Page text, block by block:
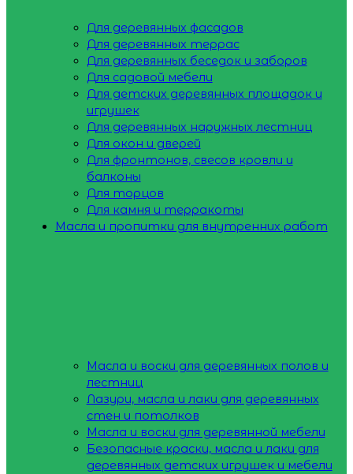
Для деревянных фасадов
Для деревянных террас
Для деревянных беседок и заборов
Для садовой мебели
Для детских деревянных площадок и
игрушек
Для деревянных наружных лестниц
Для окон и дверей
Для фронтонов, свесов кровли и
балконы
Для торцов
Для камня и терракоты
Масла и пропитки для внутренних работ
Масла и воски для деревянных полов и
лестниц
Лазури, масла и лаки для деревянных
стен и потолков
Масла и воски для деревянной мебели
Безопасные краски, масла и лаки для
деревянных детских игрушек и мебели